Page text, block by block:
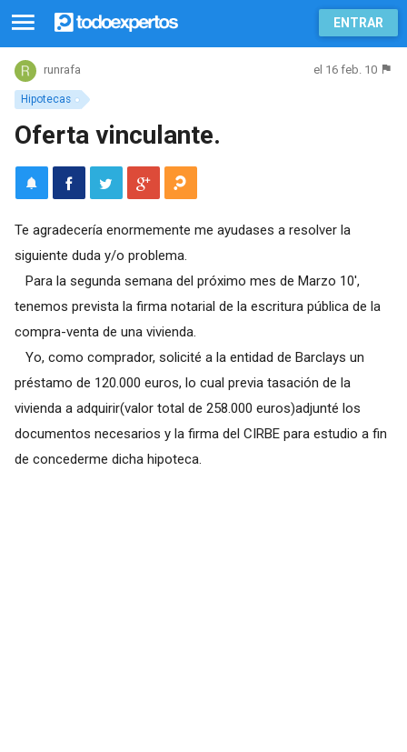
ENTRAR
Hipotecas
runrafa el 16 feb. 10
Oferta vinculante.
Te agradecería enormemente me ayudases a resolver la
siguiente duda y/o problema.
Para la segunda semana del próximo mes de Marzo 10',
tenemos prevista la firma notarial de la escritura pública de la
compra-venta de una vivienda.
Yo, como comprador, solicité a la entidad de Barclays un
préstamo de 120.000 euros, lo cual previa tasación de la
vivienda a adquirir(valor total de 258.000 euros)adjunté los
documentos necesarios y la firma del CIRBE para estudio a fin
de concederme dicha hipoteca.